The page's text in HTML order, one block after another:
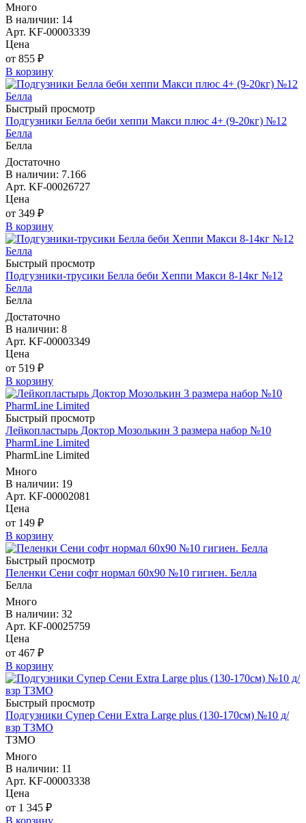
Много
В наличии: 14
Арт. KF-00003339
Цена
от 855 ₽
В корзину
Быстрый просмотр
Подгузники Белла беби хеппи Макси плюс 4+ (9-20кг) №12
Белла
Белла
Достаточно
В наличии: 7.166
Арт. KF-00026727
Цена
от 349 ₽
В корзину
Быстрый просмотр
Подгузники-трусики Белла беби Хеппи Макси 8-14кг №12
Белла
Белла
Достаточно
В наличии: 8
Арт. KF-00003349
Цена
от 519 ₽
В корзину
Быстрый просмотр
Лейкопластырь Доктор Мозолькин 3 размера набор №10
PharmLine Limited
PharmLine Limited
Много
В наличии: 19
Арт. KF-00002081
Цена
от 149 ₽
В корзину
Быстрый просмотр
Пеленки Сени софт нормал 60х90 №10 гигиен. Белла
Белла
Много
В наличии: 32
Арт. KF-00025759
Цена
от 467 ₽
В корзину
Быстрый просмотр
Подгузники Супер Сени Extra Large plus (130-170см) №10 д/
взр ТЗМО
ТЗМО
Много
В наличии: 11
Арт. KF-00003338
Цена
от 1 345 ₽